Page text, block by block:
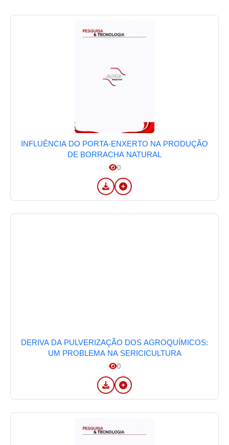
INFLUÊNCIA DO PORTA-ENXERTO NA PRODUÇÃO
DE BORRACHA NATURAL
0
DERIVA DA PULVERIZAÇÃO DOS AGROQUÍMICOS:
UM PROBLEMA NA SERICICULTURA
0